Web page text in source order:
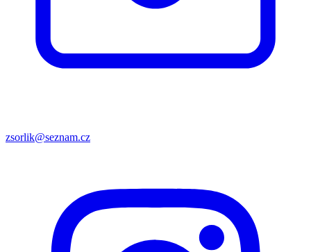
zsorlik@seznam.cz